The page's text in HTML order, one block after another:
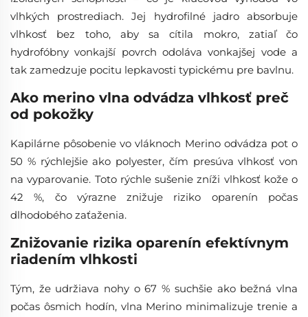
vlhkých prostrediach. Jej hydrofilné jadro absorbuje
vlhkosť bez toho, aby sa cítila mokro, zatiaľ čo
hydrofóbny vonkajší povrch odoláva vonkajšej vode a
tak zamedzuje pocitu lepkavosti typickému pre bavlnu.
Ako merino vlna odvádza vlhkosť preč
od pokožky
Kapilárne pôsobenie vo vláknoch Merino odvádza pot o
50 % rýchlejšie ako polyester, čím presúva vlhkosť von
na vyparovanie. Toto rýchle sušenie zníži vlhkosť kože o
42 %, čo výrazne znižuje riziko oparenín počas
dlhodobého zaťaženia.
Znižovanie rizika oparenín efektívnym
riadením vlhkosti
Tým, že udržiava nohy o 67 % suchšie ako bežná vlna
počas ôsmich hodín, vlna Merino minimalizuje trenie a